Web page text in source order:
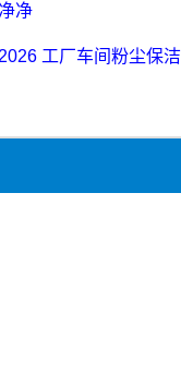
净
2026 工厂车间粉尘保